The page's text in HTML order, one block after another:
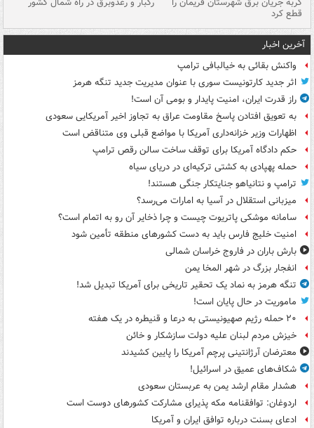
قطع کرد
آخرین اخبار
واکنش بقائی به خیالبافی ترامپ
اثر جدید کارتونیست سوری با عنوان مدیریت جدید تنگه هرمز
راز قدرت ایران، امنیت پایدار و بومی آن است!
به تعویق افتادن پاسخ مقاومت عراق به تجاوز اخیر آمریکایی سعودی
اظهارات وزیر خزانه‌داری آمریکا با مواضع قبلی وی متناقض است
حکم دادگاه آمریکا برای توقف ساخت سالن رقص ترامپ
حمله پهپادی به کشتی ترکیه‌ای در دریای سیاه
ترامپ و نتانیاهو جنایتکار جنگی هستند!
میزبانی استقلال در آسیا به امارات می‌رسد؟
سامانه موشکی پاتریوت چیست و چرا ذخایر آن رو به اتمام است؟
امنیت خلیج فارس باید به دست کشورهای منطقه تأمین شود
بارش باران در فاروج خراسان شمالی
انفجار بزرگ در شهر المخا یمن
تنگه هرمز به نماد یک تحقیر تاریخی برای آمریکا تبدیل شد!
ماموریت در حال پایان است!
۲۰ حمله رژیم صهیونیستی به درعا و قنیطره در یک هفته
خیزش مردم لبنان علیه دولت سازشکار و خائن
معترضان آرژانتینی پرچم آمریکا را پایین کشیدند
شکاف‌های عمیق در اسرائیل!
هشدار مقام ارشد یمن به عربستان سعودی
اردوغان: توافقنامه مکه پذیرای مشارکت کشورهای دوست است
ادعای بسنت درباره توافق ایران و آمریکا